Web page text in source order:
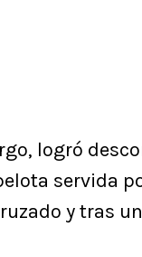
logró
servida
y tras